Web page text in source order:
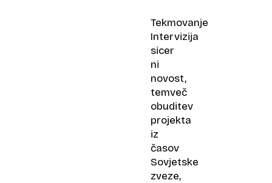
Tekmovanje
Intervizija
sicer
ni
novost,
temveč
obuditev
projekta
iz
časov
Sovjetske
zveze,